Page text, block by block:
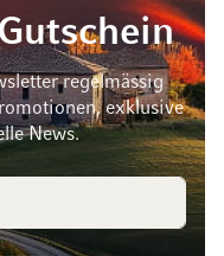
regelmässig
exklusive
News.